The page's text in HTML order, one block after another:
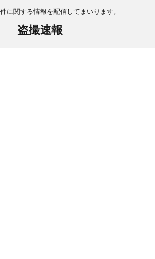
に関する情報を配信してまいります。
盗撮速報